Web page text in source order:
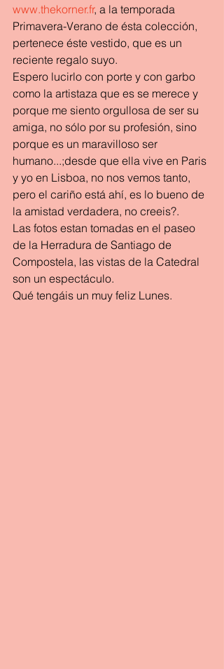
www.thekorner.fr, a la temporada
Primavera-Verano de ésta colección,
pertenece éste vestido, que es un
reciente regalo suyo.
Espero lucirlo con porte y con garbo
como la artistaza que es se merece y
porque me siento orgullosa de ser su
amiga, no sólo por su profesión, sino
porque es un maravilloso ser
humano...;desde que ella vive en Paris
y yo en Lisboa, no nos vemos tanto,
pero el cariño está ahí, es lo bueno de
la amistad verdadera, no creeis?.
Las fotos estan tomadas en el paseo
de la Herradura de Santiago de
Compostela, las vistas de la Catedral
son un espectáculo.
Qué tengáis un muy feliz Lunes.